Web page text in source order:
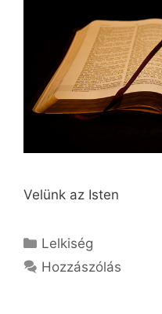
Velünk az Isten
Kategória
Lelkiség
Hozzászólás